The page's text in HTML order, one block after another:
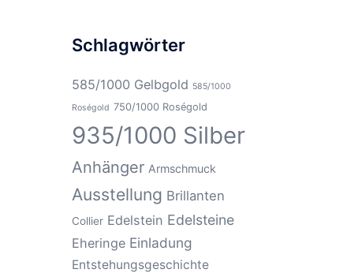
Schlagwörter
585/1000 Gelbgold 585/1000
Roségold 750/1000 Roségold
935/1000 Silber
Anhänger Armschmuck
Ausstellung Brillanten
Collier Edelstein Edelsteine
Eheringe Einladung
Entstehungsgeschichte